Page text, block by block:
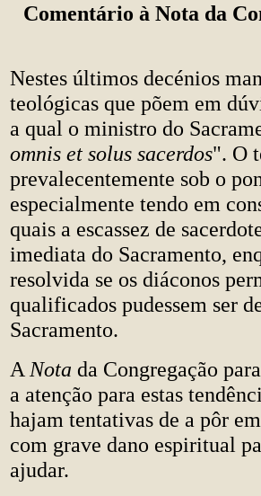
Comentário à Nota da
Nestes últimos decénios
teológicas que põem em
a qual o ministro do
omnis et solus sacerdos". O
prevalecentemente sob o
especialmente tendo em
quais a escassez de
imediata do Sacramento,
resolvida se os diáconos
qualificados pudessem ser
Sacramento.
A Nota da Congregação
a atenção para estas
hajam tentativas de a pôr
com grave dano espiritual
ajudar.